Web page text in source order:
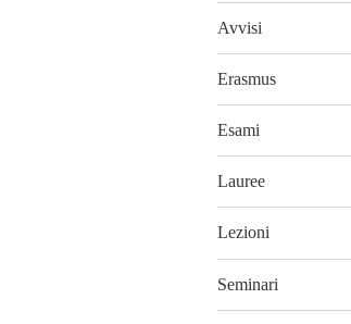
Avvisi
Erasmus
Esami
Lauree
Lezioni
Seminari